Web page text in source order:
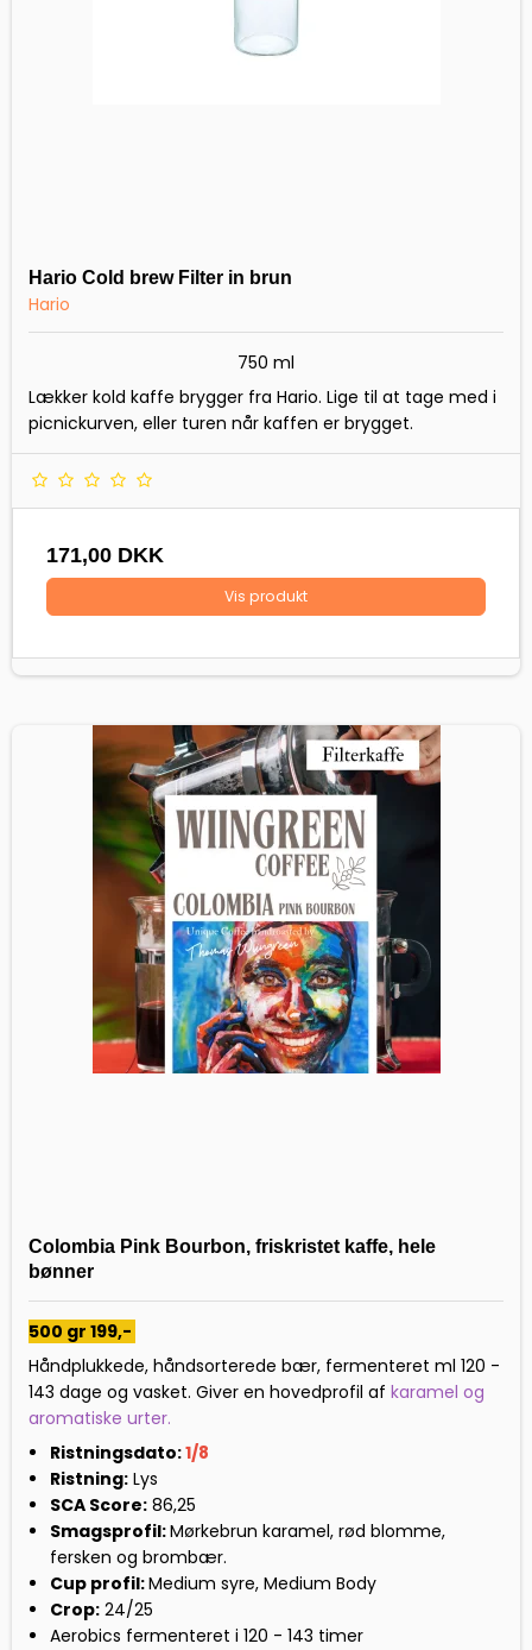
Hario Cold brew Filter in brun
Hario
750 ml
Lækker kold kaffe brygger fra Hario. Lige til at tage med i
picnickurven, eller turen når kaffen er brygget.
171,00 DKK
Vis produkt
Colombia Pink Bourbon, friskristet kaffe, hele
bønner
500 gr 199,-
Håndplukkede, håndsorterede bær, fermenteret ml 120 -
143 dage og vasket. Giver en hovedprofil af karamel og
aromatiske urter.
Ristningsdato:1/8
Ristning:Lys
SCA Score:86,25
Smagsprofil:Mørkebrun karamel, rød blomme,
fersken og brombær.
Cup profil:Medium syre, Medium Body
Crop:24/25
Aerobics fermenteret i 120 - 143 timer